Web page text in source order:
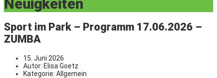
Neuigkeiten
Sport im Park – Programm 17.06.2026 –
ZUMBA
15. Juni 2026
Autor: Elisa Goetz
Kategorie: Allgemein